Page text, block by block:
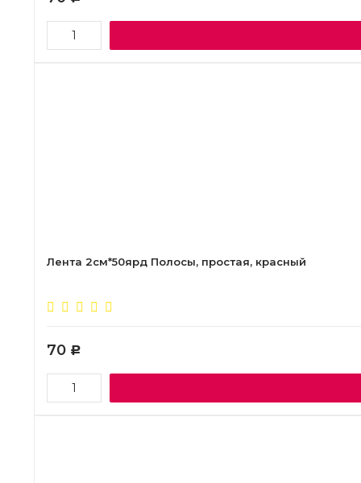
Лента 2см*50ярд Полосы, простая, красный
70 Р